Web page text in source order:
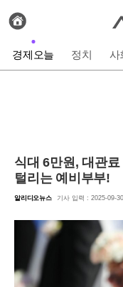
전
체
사
보
기
경제오늘 정치 사
식대 6만원, 대관
털리는 예비부부!
알리디오뉴스 기사 입력 : 2025-09-